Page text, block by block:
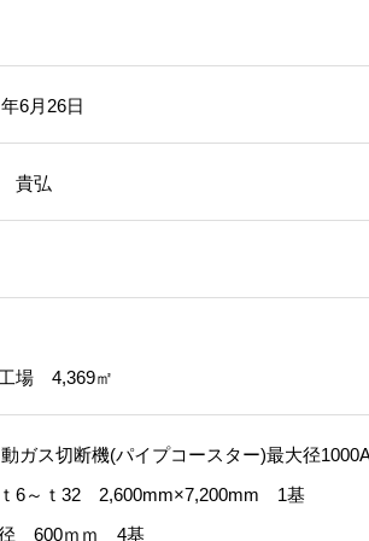
6月26日
貴弘
場 4,369㎡
ガス切断機(パイプコースター)最大径
6～ｔ32 2,600mm×7,200mm 1基
600ｍｍ 4基